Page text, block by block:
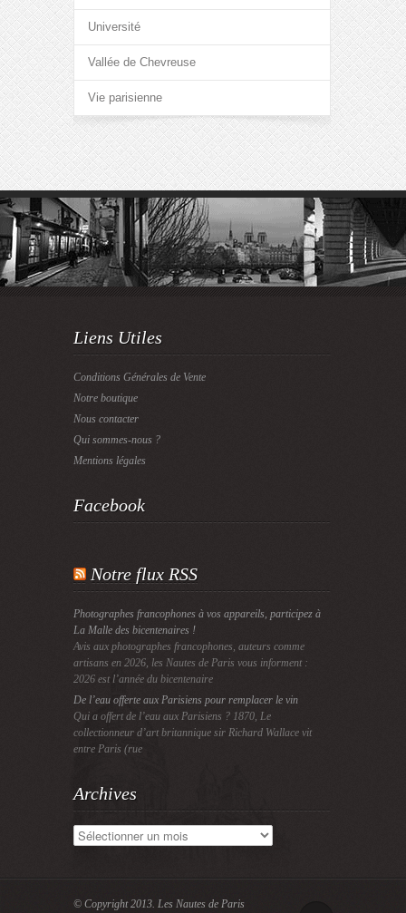
Université
Vallée de Chevreuse
Vie parisienne
Liens Utiles
Conditions Générales de Vente
Notre boutique
Nous contacter
Qui sommes-nous ?
Mentions légales
Facebook
Notre flux RSS
Photographes francophones à vos appareils, participez à
La Malle des bicentenaires !
Avis aux photographes francophones, auteurs comme
artisans en 2026, les Nautes de Paris vous informent :
2026 est l’année du bicentenaire
De l’eau offerte aux Parisiens pour remplacer le vin
Qui a offert de l’eau aux Parisiens ? 1870, Le
collectionneur d’art britannique sir Richard Wallace vit
entre Paris (rue
Archives
Archives
© Copyright 2013. Les Nautes de Paris